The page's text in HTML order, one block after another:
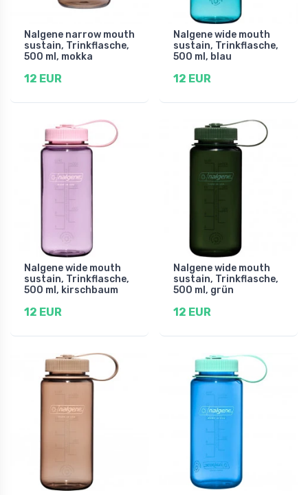
Nalgene narrow mouth
sustain, Trinkflasche,
500 ml, mokka
12 EUR
Nalgene wide mouth
sustain, Trinkflasche,
500 ml, blau
12 EUR
Nalgene wide mouth
sustain, Trinkflasche,
500 ml, kirschbaum
12 EUR
Nalgene wide mouth
sustain, Trinkflasche,
500 ml, grün
12 EUR